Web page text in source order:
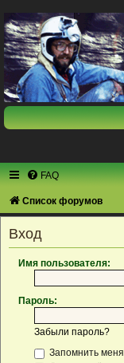
FAQ
Список форумов
Вход
Имя пользователя:
Пароль:
Забыли пароль?
Запомнить меня